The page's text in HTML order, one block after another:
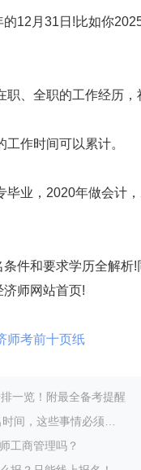
月31日!比如你
、全职的工作经历，
作时间可以累计。
业，2020年做会计，
和要求学历全解析!
济师网站首页!
师考前十页纸
一览！附最全备考提醒
些事情必须提早准备！
工商管理吗？